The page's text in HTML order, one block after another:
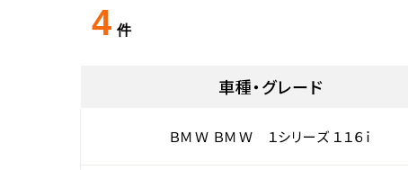
4 件
車種・グレード
ＢＭＷ ＢＭＷ １シリーズ １１６ｉ